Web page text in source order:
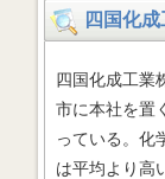
四国化
四国化成工業
市に本社を置
っている。化
は平均より高